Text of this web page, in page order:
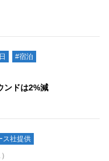
#宿泊
ンドは2%減
ス社提供